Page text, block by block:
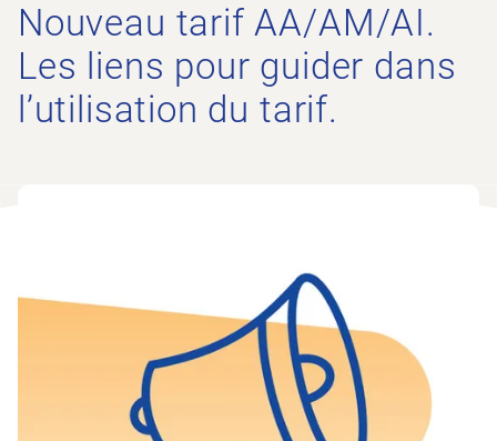
Nouveau tarif AA/AM/AI.
Les liens pour guider dans
l’utilisation du tarif.